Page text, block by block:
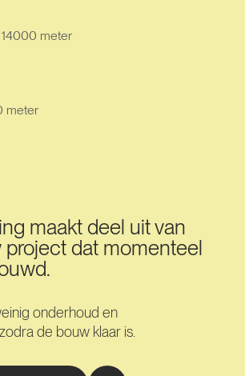
14000 meter
meter
maakt deel uit van
project dat momenteel
onderhoud en
de bouw klaar is.